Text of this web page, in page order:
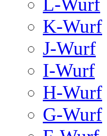
K-Wurf
J-Wurf
I-Wurf
H-Wurf
G-Wurf